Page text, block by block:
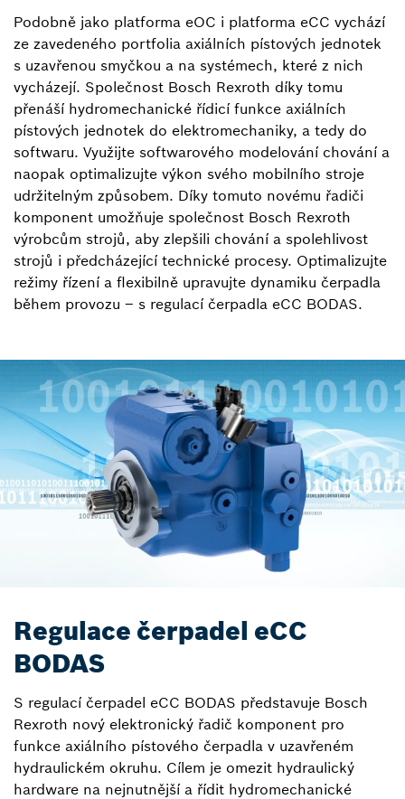
Podobně jako platforma eOC i platforma eCC vychází
ze zavedeného portfolia axiálních pístových jednotek
s uzavřenou smyčkou a na systémech, které z nich
vycházejí. Společnost Bosch Rexroth díky tomu
přenáší hydromechanické řídicí funkce axiálních
pístových jednotek do elektromechaniky, a tedy do
softwaru. Využijte softwarového modelování chování a
naopak optimalizujte výkon svého mobilního stroje
udržitelným způsobem. Díky tomuto novému řadiči
komponent umožňuje společnost Bosch Rexroth
výrobcům strojů, aby zlepšili chování a spolehlivost
strojů i předcházející technické procesy. Optimalizujte
režimy řízení a flexibilně upravujte dynamiku čerpadla
během provozu – s regulací čerpadla eCC BODAS.
Regulace čerpadel eCC
BODAS
S regulací čerpadel eCC BODAS představuje Bosch
Rexroth nový elektronický řadič komponent pro
funkce axiálního pístového čerpadla v uzavřeném
hydraulickém okruhu. Cílem je omezit hydraulický
hardware na nejnutnější a řídit hydromechanické